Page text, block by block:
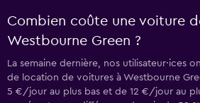
Combien coûte une voiture
Westbourne Green ?
La semaine dernière, nos utilisateur·ices
de location de voitures à Westbourne
5 €/jour au plus bas et de 12 €/jour au